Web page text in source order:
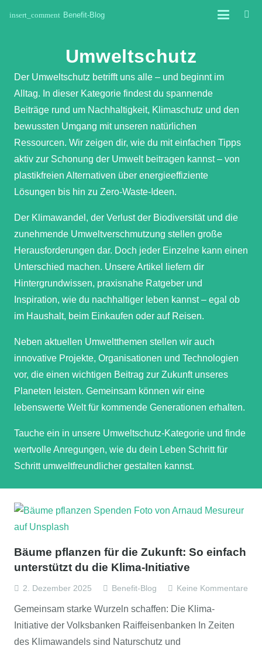
insert_comment Benefit-Blog
Umweltschutz
Der Umweltschutz betrifft uns alle – und beginnt im
Alltag. In dieser Kategorie findest du spannende
Beiträge rund um Nachhaltigkeit, Klimaschutz und den
bewussten Umgang mit unseren natürlichen
Ressourcen. Wir zeigen dir, wie du mit einfachen Tipps
aktiv zur Schonung der Umwelt beitragen kannst – von
plastikfreien Alternativen über energieeffiziente
Lösungen bis hin zu Zero-Waste-Ideen.
Der Klimawandel, der Verlust der Biodiversität und die
zunehmende Umweltverschmutzung stellen große
Herausforderungen dar. Doch jeder Einzelne kann einen
Unterschied machen. Unsere Artikel liefern dir
Hintergrundwissen, praxisnahe Ratgeber und
Inspiration, wie du nachhaltiger leben kannst – egal ob
im Haushalt, beim Einkaufen oder auf Reisen.
Neben aktuellen Umweltthemen stellen wir auch
innovative Projekte, Organisationen und Technologien
vor, die einen wichtigen Beitrag zur Zukunft unseres
Planeten leisten. Gemeinsam können wir eine
lebenswerte Welt für kommende Generationen erhalten.
Tauche ein in unsere Umweltschutz-Kategorie und finde
wertvolle Anregungen, wie du dein Leben Schritt für
Schritt umweltfreundlicher gestalten kannst.
Bäume pflanzen für die Zukunft: So einfach
unterstützt du die Klima-Initiative
2. Dezember 2025 Benefit-Blog Keine Kommentare
Gemeinsam starke Wurzeln schaffen: Die Klima-
Initiative der Volksbanken Raiffeisenbanken In Zeiten
des Klimawandels sind Naturschutz und